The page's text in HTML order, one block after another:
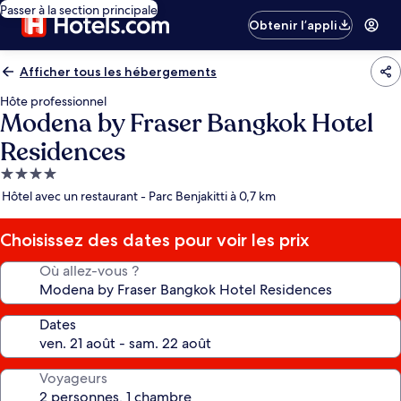
Passer à la section principale
Obtenir l’appli
Afficher tous les hébergements
Hôte professionnel
Modena by Fraser Bangkok Hotel
Residences
Hébergement
4.0 étoiles
Hôtel avec un restaurant - Parc Benjakitti à 0,7 km
Choisissez des dates pour voir les prix
Où allez-vous ?
Dates
Voyageurs